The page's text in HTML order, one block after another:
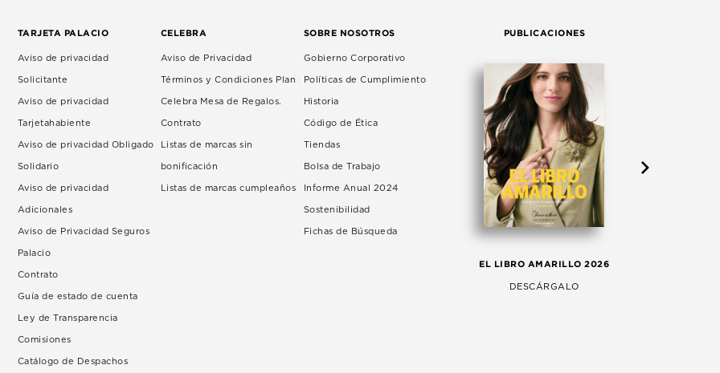
TARJETA PALACIO
Aviso de privacidad
Solicitante
Aviso de privacidad
Tarjetahabiente
Aviso de privacidad Obligado
Solidario
Aviso de privacidad
Adicionales
Aviso de Privacidad Seguros
Palacio
Contrato
Guía de estado de cuenta
Ley de Transparencia
Comisiones
Catálogo de Despachos
CELEBRA
Aviso de Privacidad
Términos y Condiciones Plan
Celebra Mesa de Regalos.
Contrato
Listas de marcas sin
bonificación
Listas de marcas cumpleaños
SOBRE NOSOTROS
Gobierno Corporativo
Políticas de Cumplimiento
Historia
Código de Ética
Tiendas
Bolsa de Trabajo
Informe Anual 2024
Sostenibilidad
Fichas de Búsqueda
PUBLICACIONES
EL LIBRO AMARILLO 2026
DESCÁRGALO